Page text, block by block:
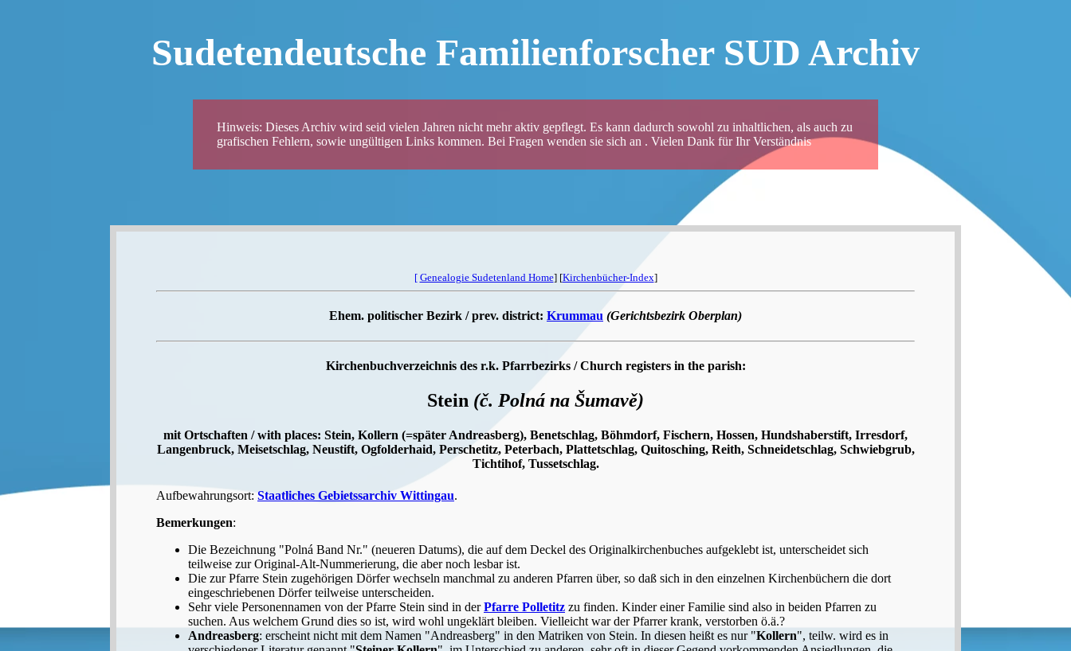
Sudetendeutsche Familienforscher SUD Archiv
Hinweis: Dieses Archiv wird seid vielen Jahren nicht mehr aktiv gepflegt. Es kann dadurch sowohl zu inhaltlichen, als auch zu
grafischen Fehlern, sowie ungültigen Links kommen. Bei Fragen wenden sie sich an . Vielen Dank für Ihr Verständnis
[ Genealogie Sudetenland Home] [Kirchenbücher-Index]
Ehem. politischer Bezirk / prev. district: Krummau (Gerichtsbezirk Oberplan)
Kirchenbuchverzeichnis des r.k. Pfarrbezirks / Church registers in the parish:
Stein (č. Polná na Šumavě)
mit Ortschaften / with places: Stein, Kollern (=später Andreasberg), Benetschlag, Böhmdorf, Fischern, Hossen, Hundshaberstift, Irresdorf,
Langenbruck, Meisetschlag, Neustift, Ogfolderhaid, Perschetitz, Peterbach, Plattetschlag, Quitosching, Reith, Schneidetschlag, Schwiebgrub,
Tichtihof, Tussetschlag.
Aufbewahrungsort:Staatliches Gebietssarchiv Wittingau.
Bemerkungen:
Die Bezeichnung "Polná Band Nr." (neueren Datums), die auf dem Deckel des Originalkirchenbuches aufgeklebt ist, unterscheidet sich
teilweise zur Original-Alt-Nummerierung, die aber noch lesbar ist.
Die zur Pfarre Stein zugehörigen Dörfer wechseln manchmal zu anderen Pfarren über, so daß sich in den einzelnen Kirchenbüchern die dort
eingeschriebenen Dörfer teilweise unterscheiden.
Sehr viele Personennamen von der Pfarre Stein sind in derPfarre Polletitz zu finden. Kinder einer Familie sind also in beiden Pfarren zu
suchen. Aus welchem Grund dies so ist, wird wohl ungeklärt bleiben. Vielleicht war der Pfarrer krank, verstorben ö.ä.?
Andreasberg: erscheint nicht mit dem Namen "Andreasberg" in den Matriken von Stein. In diesen heißt es nur "Kollern", teilw. wird es in